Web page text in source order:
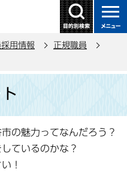
用情報
正規職員
の魅力ってなんだろう？
ているのかな？
！